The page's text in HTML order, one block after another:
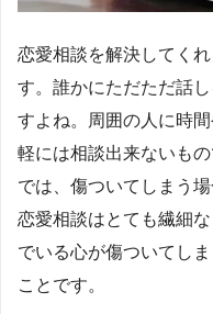
恋愛相談を解決してく
す。誰かにただただ話
すよね。周囲の人に時
軽には相談出来ないも
では、傷ついてしまう
恋愛相談はとても繊細
でいる心が傷ついてし
ことです。